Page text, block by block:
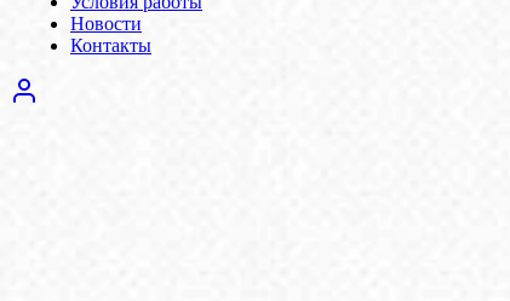
Новости
Контакты